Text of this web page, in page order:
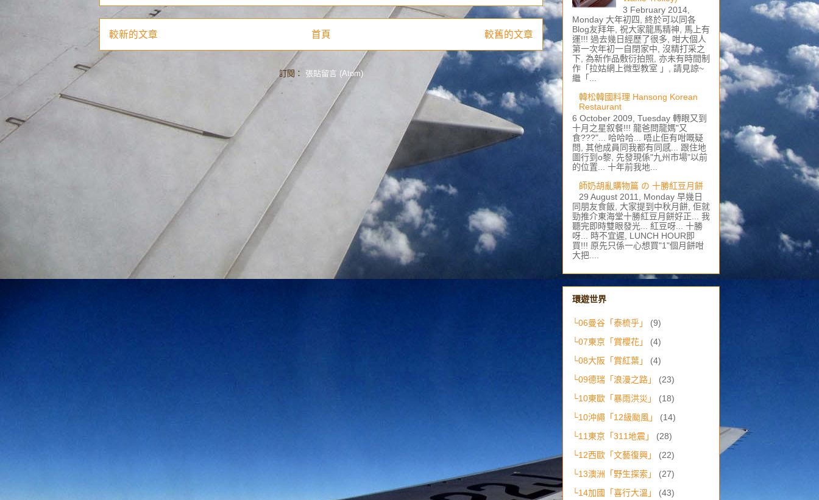
較新的文章 較舊的文章
首頁
訂閱： 張貼留言 (Atom)
3 February 2014,
Monday 大年初四, 終於可以同各
Blog友拜年, 祝大家龍馬精神, 馬上有
運!!! 過去幾日經歷了很多, 咁大個人
第一次年初一自閉家中, 沒精打采之
下, 為新作品敷衍拍照, 亦未有時間制
作「拉姑網上微型教室 」, 請見諒~
繼「...
韓松韓國料理 Hansong Korean
Restaurant
6 October 2009, Tuesday 轉眼又到
十月之星叙餐!!! 龍爸問龍媽"又
食???"... 哈哈哈... 唔止佢有咁嘅疑
問, 其他成員同我都有同感... 跟住地
圖行到o黎, 先發現係"九州市場"以前
的位置... 十年前我地...
師奶胡亂購物篇 の 十勝紅豆月餅
29 August 2011, Monday 早幾日
同朋友食飯, 大家提到中秋月餅, 佢就
勁推介東海堂十勝紅豆月餅好正... 我
聽完即時雙眼發光... 紅豆呀... 十勝
呀... 時不宜遲, LUNCH HOUR即
買!!! 原先只係一心想買"1"個月餅咁
大把....
環遊世界
└06曼谷「泰梳乎」
(9)
└07東京「賞櫻花」
(4)
└08大阪「賞紅葉」
(4)
└09德瑞「浪漫之路」
(23)
└10東歐「暴雨洪災」
(18)
└10沖繩「12級颱風」
(14)
└11東京「311地震」
(28)
└12西歐「文藝復興」
(22)
└13澳洲「野生探索」
(27)
└14加國「喜行大溫」
(43)